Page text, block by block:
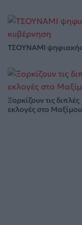
ΤΣΟΥΝΑΜΙ
Ξορκίζουν τις διπλές
εκλογές στο Μαξίμου